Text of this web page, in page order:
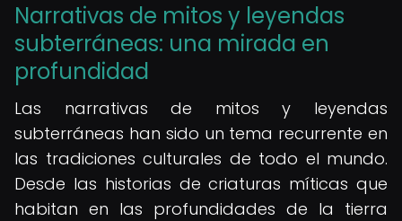
Narrativas de mitos y leyendas
subterráneas: una mirada en
profundidad
Las narrativas de mitos y leyendas
subterráneas han sido un tema recurrente en
las tradiciones culturales de todo el mundo.
Desde las historias de criaturas míticas que
habitan en las profundidades de la tierra